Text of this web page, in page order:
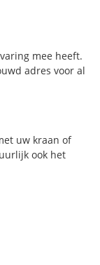
mee heeft.
adres voor al
uw kraan of
ook het